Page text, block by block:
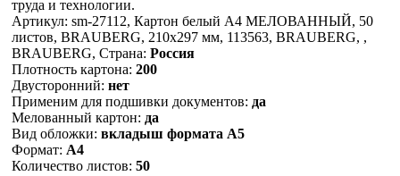
труда и технологии.
Артикул: sm-27112, Картон белый А4 МЕЛОВАННЫЙ, 50
листов, BRAUBERG, 210х297 мм, 113563, BRAUBERG, ,
BRAUBERG, Страна: Россия
Плотность картона: 200
Двусторонний: нет
Применим для подшивки документов: да
Мелованный картон: да
Вид обложки: вкладыш формата А5
Формат: А4
Количество листов: 50